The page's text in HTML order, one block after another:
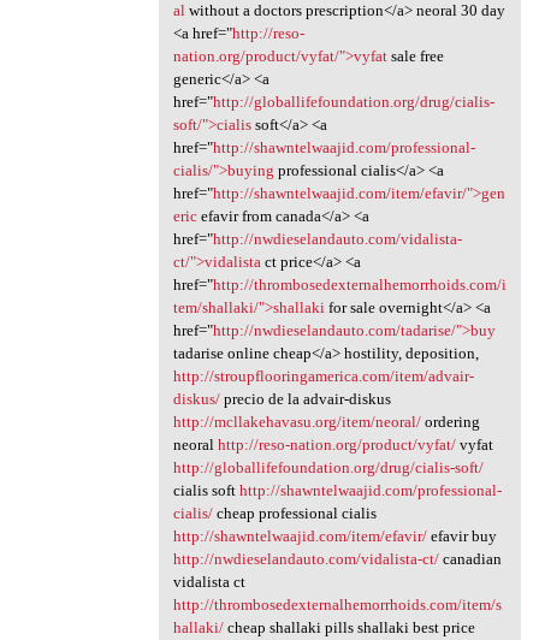
alwithout a doctors prescription</a> neoral 30 day
<a href="http://reso-
nation.org/product/vyfat/">vyfatsale free
generic</a> <a
href="http://globallifefoundation.org/drug/cialis-
soft/">cialissoft</a> <a
href="http://shawntelwaajid.com/professional-
cialis/">buying professional cialis</a> <a
href="http://shawntelwaajid.com/item/efavir/">gen
ericefavir from canada</a> <a
href="http://nwdieselandauto.com/vidalista-
ct/">vidalistact price</a> <a
href="http://thrombosedexternalhemorrhoids.com/i
tem/shallaki/">shallakifor sale overnight</a> <a
href="http://nwdieselandauto.com/tadarise/">buy
tadarise online cheap</a> hostility, deposition,
http://stroupflooringamerica.com/item/advair-
diskus/precio de la advair-diskus
http://mcllakehavasu.org/item/neoral/ordering
neoral http://reso-nation.org/product/vyfat/vyfat
http://globallifefoundation.org/drug/cialis-soft/
cialis soft http://shawntelwaajid.com/professional-
cialis/cheap professional cialis
http://shawntelwaajid.com/item/efavir/efavir buy
http://nwdieselandauto.com/vidalista-ct/canadian
vidalista ct
http://thrombosedexternalhemorrhoids.com/item/s
hallaki/cheap shallaki pills shallaki best price